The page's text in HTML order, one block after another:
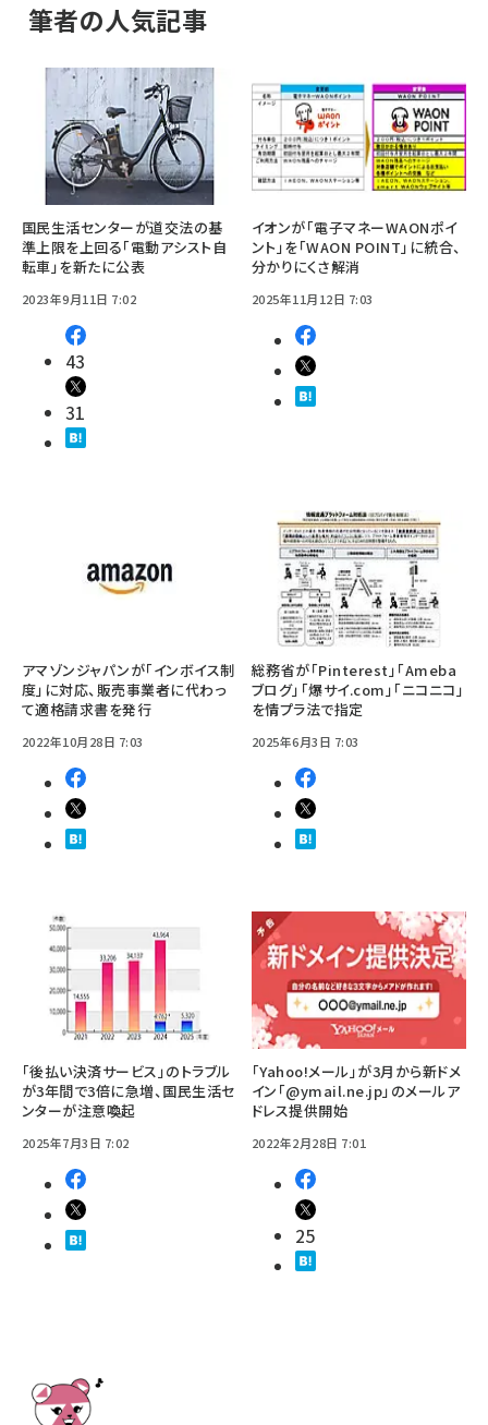
筆者の人気記事
国民生活センターが道交法の基
準上限を上回る「電動アシスト自
転車」を新たに公表
2023年9月11日 7:02
43
31
イオンが「電子マネーWAONポイ
ント」を「WAON POINT」に統合、
分かりにくさ解消
2025年11月12日 7:03
アマゾンジャパンが「インボイス制
度」に対応、販売事業者に代わっ
て適格請求書を発行
2022年10月28日 7:03
総務省が「Pinterest」「Ameba
ブログ」「爆サイ.com」「ニコニコ」
を情プラ法で指定
2025年6月3日 7:03
「後払い決済サービス」のトラブル
が3年間で3倍に急増、国民生活セ
ンターが注意喚起
2025年7月3日 7:02
「Yahoo!メール」が3月から新ドメ
イン「@ymail.ne.jp」のメールア
ドレス提供開始
2022年2月28日 7:01
25